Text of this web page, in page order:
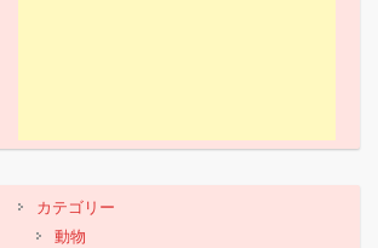
カテゴリー
動物